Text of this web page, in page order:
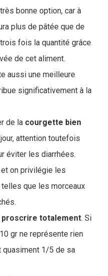
bonne option, car à
plus de pâtée que de
fois la quantité grâce
de cet aliment.
aussi une meilleure
significativement à la
de la courgette bien
attention toutefois
éviter les diarrhées.
on privilégie les
que les morceaux
proscrire totalement. Si
gr ne représente rien
quasiment 1/5 de sa